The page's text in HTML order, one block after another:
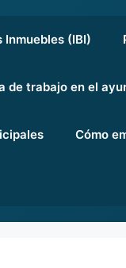
Inmuebles (IBI)
de trabajo en el
Cómo